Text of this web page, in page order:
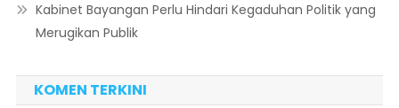
Kabinet Bayangan Perlu Hindari Kegaduhan Politik yang
Merugikan Publik
KOMEN TERKINI